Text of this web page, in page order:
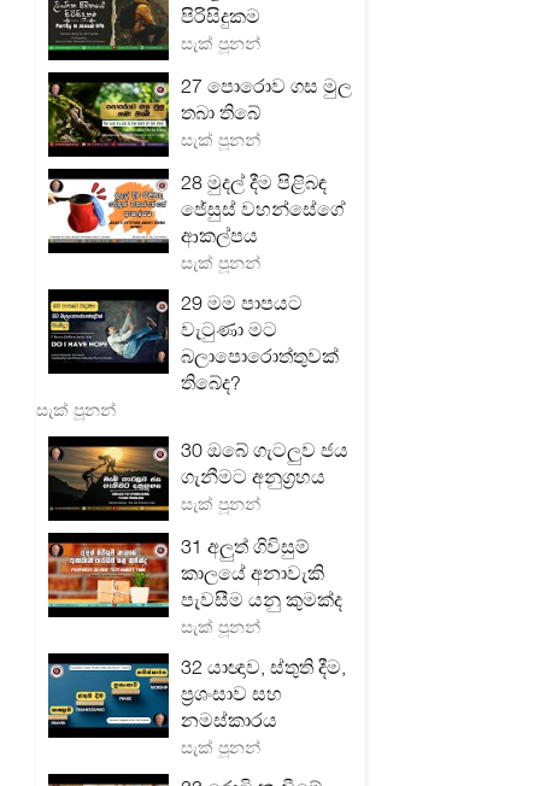
පිරිසිදුකම
සැක් පූනන්
27 පොරොව ගස මුල
තබා තිබේ
සැක් පූනන්
28 මුදල් දීම පිළිබඳ
ජේසුස් වහන්සේගේ
ආකල්පය
සැක් පූනන්
29 මම පාපයට
වැටුණා මට
බලාපොරොත්තුවක්
තිබේද?
සැක් පූනන්
30 ඔබේ ගැටලු‍ව ජය
ගැනීමට අනුග්‍රහය
සැක් පූනන්
31 අලුත් ගිවිසුම්
කාලයේ අනාවැකි
පැවසීම යනු කුමක්ද
සැක් පූනන්
32 යාඥාව, ස්තුති දීම,
ප්‍රශංසාව සහ
නමස්කාරය
සැක් පූනන්